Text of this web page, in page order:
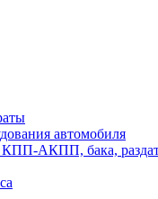
автомобиля
КПП-АКПП, бака,